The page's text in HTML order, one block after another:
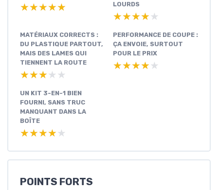
★★★★★
★★★★★
LOURDS
★★★★★
★★★★★
MATÉRIAUX CORRECTS :
DU PLASTIQUE PARTOUT,
MAIS DES LAMES QUI
TIENNENT LA ROUTE
★★★★★
★★★★★
PERFORMANCE DE COUPE :
ÇA ENVOIE, SURTOUT
POUR LE PRIX
★★★★★
★★★★★
UN KIT 3-EN-1 BIEN
FOURNI, SANS TRUC
MANQUANT DANS LA
BOÎTE
★★★★★
★★★★★
POINTS FORTS